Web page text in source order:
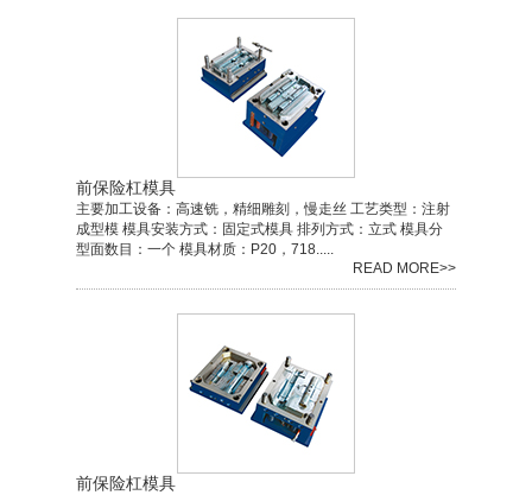
前保险杠模具
主要加工设备：高速铣，精细雕刻，慢走丝 工艺类型：注射
成型模 模具安装方式：固定式模具 排列方式：立式 模具分
型面数目：一个 模具材质：P20，718.....
READ MORE>>
前保险杠模具